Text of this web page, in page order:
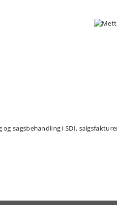
sagsbehandling i SDI,